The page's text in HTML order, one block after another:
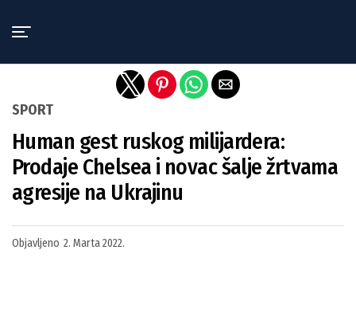
SPORT
Human gest ruskog milijardera:
Prodaje Chelsea i novac šalje žrtvama
agresije na Ukrajinu
Objavljeno 2. Marta 2022.